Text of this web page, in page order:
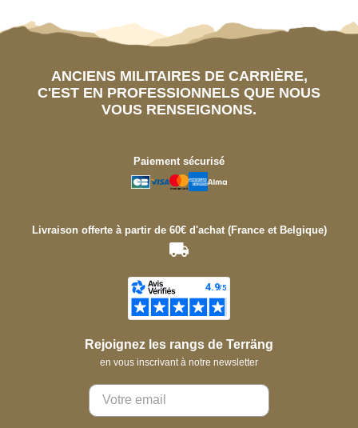
ANCIENS MILITAIRES DE CARRIÈRE,
C'EST EN PROFESSIONNELS QUE NOUS
VOUS RENSEIGNONS.
Paiement sécurisé
Livraison offerte à partir de 60€ d'achat (France et Belgique)
Rejoignez les rangs de Terräng
en vous inscrivant à notre newsletter